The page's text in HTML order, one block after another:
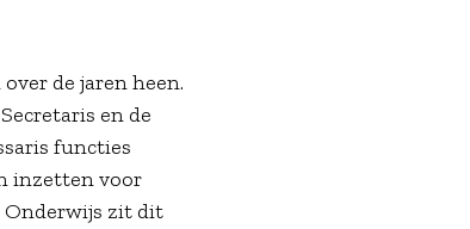
de jaren heen.
en de
functies
inzetten voor
Onderwijs zit dit